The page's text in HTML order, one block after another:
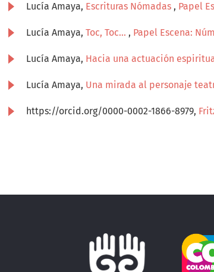
Lucía Amaya, Escrituras Nómadas , Papel
Lucía Amaya, Toc, Toc... , Papel Escena:
Lucía Amaya, Hacia una actuación
Lucía Amaya, Una mirada al personaje
https://orcid.org/0000-0002-1866-8979,